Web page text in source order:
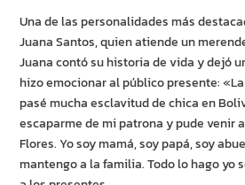
Una de las personalidades más
Juana Santos, quien atiende un
Juana contó su historia de vida y dejó
hizo emocionar al público presente:
pasé mucha esclavitud de chica en
escaparme de mi patrona y pude venir
Flores. Yo soy mamá, soy papá, soy
mantengo a la familia. Todo lo hago yo